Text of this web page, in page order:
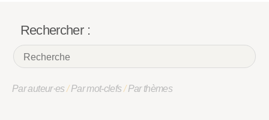
Rechercher :
Par auteur·es/Par mot-clefs/Par thèmes